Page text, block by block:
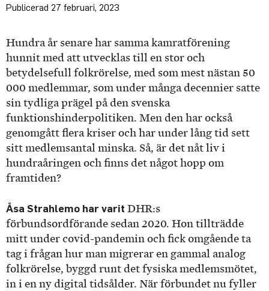
27 februari, 2023
Hundra år senare har samma kamratförening
hunnit med att utvecklas till en stor och
betydelsefull folkrörelse, med som mest nästan 50
000 medlemmar, som under många decennier satte
sin tydliga prägel på den svenska
funktionshinderpolitiken. Men den har också
genomgått flera kriser och har under lång tid sett
sitt medlemsantal minska. Så, är det nåt liv i
hundraåringen och finns det något hopp om
framtiden?
Åsa Strahlemo har varit DHR:s
förbundsordförande sedan 2020. Hon tillträdde
mitt under covid-pandemin och fick omgående ta
tag i frågan hur man migrerar en gammal analog
folkrörelse, byggd runt det fysiska medlemsmötet,
in i en ny digital tidsålder. När förbundet nu fyller